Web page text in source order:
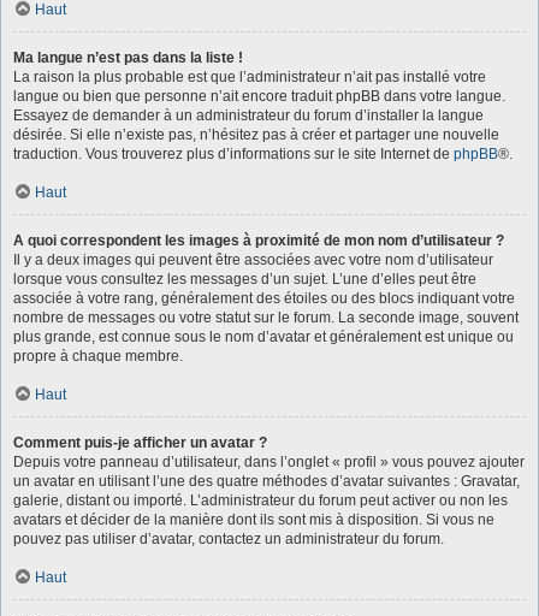
Haut
Ma langue n’est pas dans la liste !
La raison la plus probable est que l’administrateur n’ait pas installé votre
langue ou bien que personne n’ait encore traduit phpBB dans votre langue.
Essayez de demander à un administrateur du forum d’installer la langue
désirée. Si elle n’existe pas, n’hésitez pas à créer et partager une nouvelle
traduction. Vous trouverez plus d’informations sur le site Internet de phpBB®.
Haut
A quoi correspondent les images à proximité de mon nom d’utilisateur ?
Il y a deux images qui peuvent être associées avec votre nom d’utilisateur
lorsque vous consultez les messages d’un sujet. L’une d’elles peut être
associée à votre rang, généralement des étoiles ou des blocs indiquant votre
nombre de messages ou votre statut sur le forum. La seconde image, souvent
plus grande, est connue sous le nom d’avatar et généralement est unique ou
propre à chaque membre.
Haut
Comment puis-je afficher un avatar ?
Depuis votre panneau d’utilisateur, dans l’onglet « profil » vous pouvez ajouter
un avatar en utilisant l’une des quatre méthodes d’avatar suivantes : Gravatar,
galerie, distant ou importé. L’administrateur du forum peut activer ou non les
avatars et décider de la manière dont ils sont mis à disposition. Si vous ne
pouvez pas utiliser d’avatar, contactez un administrateur du forum.
Haut